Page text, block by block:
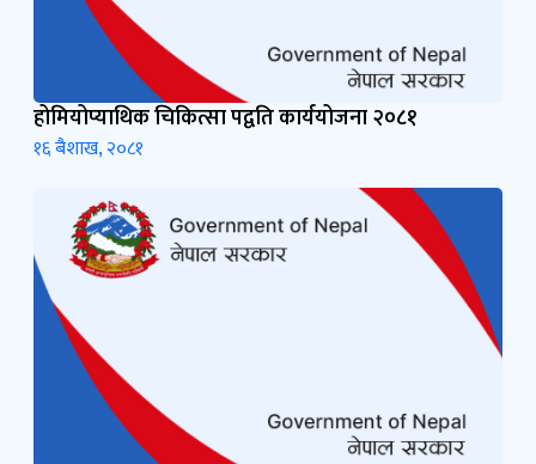
होमियोप्याथिक चिकित्सा पद्वति कार्ययोजना २०८१
१६ बैशाख, २०८१